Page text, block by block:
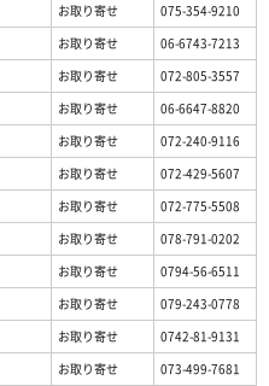
お取り寄せ
075-354-9210
お取り寄せ
06-6743-7213
お取り寄せ
072-805-3557
お取り寄せ
06-6647-8820
お取り寄せ
072-240-9116
お取り寄せ
072-429-5607
お取り寄せ
072-775-5508
お取り寄せ
078-791-0202
お取り寄せ
0794-56-6511
お取り寄せ
079-243-0778
お取り寄せ
0742-81-9131
お取り寄せ 073-499-7681